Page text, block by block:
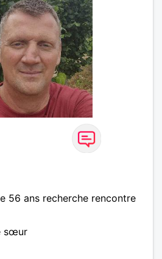
56 ans recherche rencontre
sœur